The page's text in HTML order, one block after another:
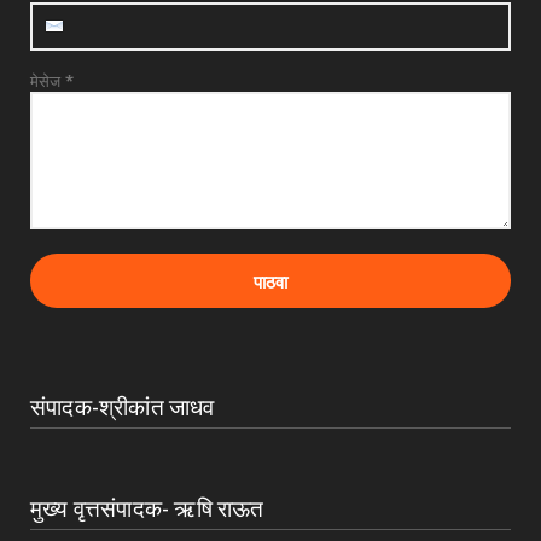
मेसेज *
संपादक-श्रीकांत जाधव
मुख्य वृत्तसंपादक- ऋषि राऊत